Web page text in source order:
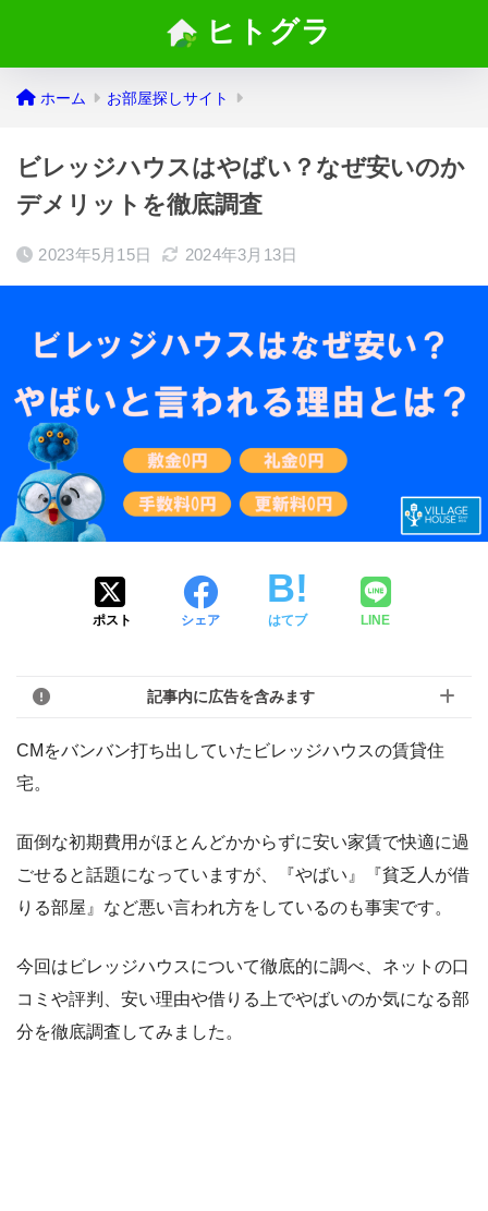
ヒトグラ
ホーム お部屋探しサイト
ビレッジハウスはやばい？なぜ安いのか
デメリットを徹底調査
2023年5月15日 2024年3月13日
ポスト シェア はてブ LINE
記事内に広告を含みます
CMをバンバン打ち出していたビレッジハウスの賃貸住
宅。
面倒な初期費用がほとんどかからずに安い家賃で快適に過
ごせると話題になっていますが、『やばい』『貧乏人が借
りる部屋』など悪い言われ方をしているのも事実です。
今回はビレッジハウスについて徹底的に調べ、ネットの口
コミや評判、安い理由や借りる上でやばいのか気になる部
分を徹底調査してみました。